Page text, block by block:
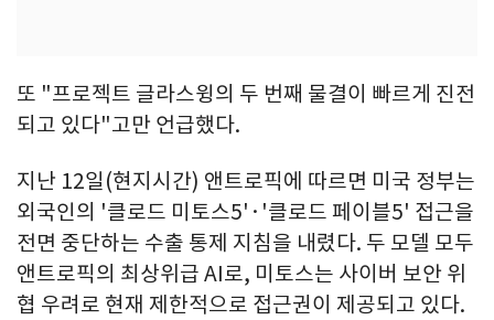
또 "프로젝트 글라스윙의 두 번째 물결이 빠르게 진전
되고 있다"고만 언급했다.
지난 12일(현지시간) 앤트로픽에 따르면 미국 정부는
외국인의 '클로드 미토스5'·'클로드 페이블5' 접근을
전면 중단하는 수출 통제 지침을 내렸다. 두 모델 모두
앤트로픽의 최상위급 AI로, 미토스는 사이버 보안 위
협 우려로 현재 제한적으로 접근권이 제공되고 있다.